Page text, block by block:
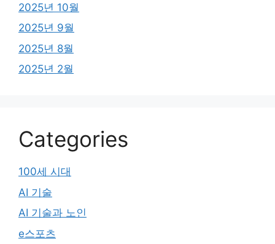
2025년 10월
2025년 9월
2025년 8월
2025년 2월
Categories
100세 시대
AI 기술
AI 기술과 노인
e스포츠